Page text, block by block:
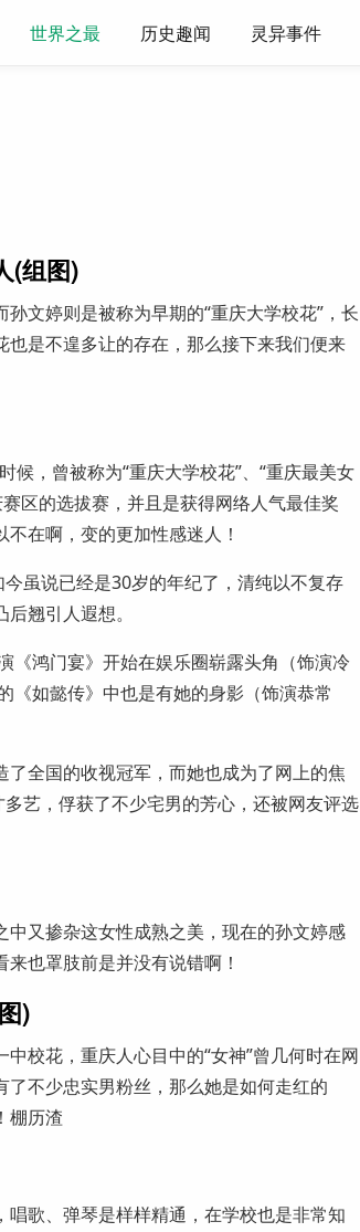
世界之最 历史趣闻 灵异事件
(组图)
文婷则是被称为早期的“重庆大学校花”，长
是不遑多让的存在，那么接下来我们便来
，曾被称为“重庆大学校花”、“重庆最美女
区的选拔赛，并且是获得网络人气最佳奖
在啊，变的更加性感迷人！
虽说已经是30岁的年纪了，清纯以不复存
翘引人遐想。
《鸿门宴》开始在娱乐圈崭露头角（饰演冷
《如懿传》中也是有她的身影（饰演恭常
全国的收视冠军，而她也成为了网上的焦
艺，俘获了不少宅男的芳心，还被网友评选
又掺杂这女性成熟之美，现在的孙文婷感
也罩肢前是并没有说错啊！
)
校花，重庆人心目中的“女神”曾几何时在网
不少忠实男粉丝，那么她是如何走红的
棚历渣
歌、弹琴是样样精通，在学校也是非常知